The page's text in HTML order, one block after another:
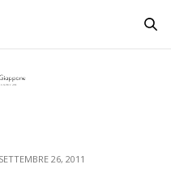
SETTEMBRE 26, 2011